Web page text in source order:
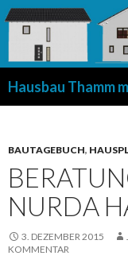
Hausbau Thamm
BAUTAGEBUCH,
NURDA
3. DEZEMBER 2015
KOMMENTAR